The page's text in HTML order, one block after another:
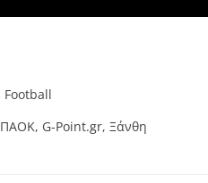
Football
ΠΑΟΚ, G-Point.gr, Ξάνθη